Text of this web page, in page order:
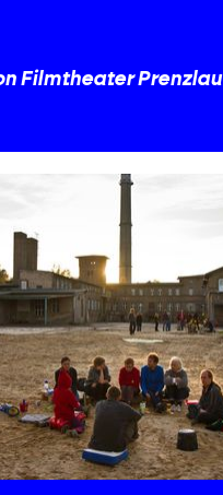
Filmtheater Prenzlau